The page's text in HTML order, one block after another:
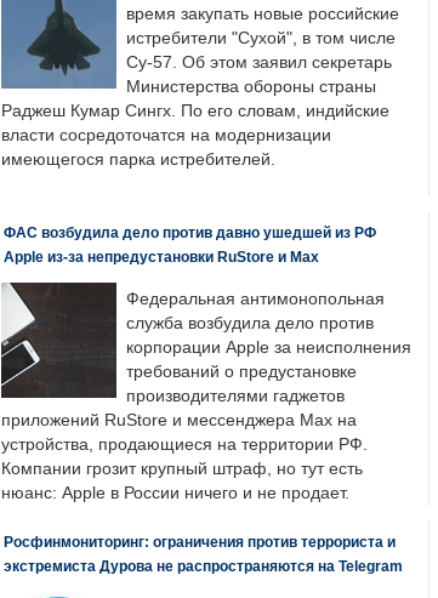
время закупать новые российские
истребители "Сухой", в том числе
Су-57. Об этом заявил секретарь
Министерства обороны страны
Раджеш Кумар Сингх. По его словам, индийские
власти сосредоточатся на модернизации
имеющегося парка истребителей.
ФАС возбудила дело против давно ушедшей из РФ
Apple из-за непредустановки RuStore и Max
Федеральная антимонопольная
служба возбудила дело против
корпорации Apple за неисполнения
требований о предустановке
производителями гаджетов
приложений RuStore и мессенджера Max на
устройства, продающиеся на территории РФ.
Компании грозит крупный штраф, но тут есть
нюанс: Apple в России ничего и не продает.
Росфинмониторинг: ограничения против террориста и
экстремиста Дурова не распространяются на Telegram